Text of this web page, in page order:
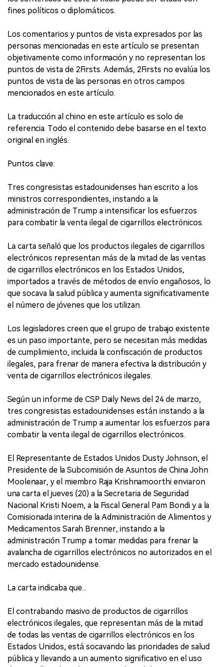
fines políticos o diplomáticos.
Los comentarios y puntos de vista expresados por las
personas mencionadas en este artículo se presentan
objetivamente como información y no representan los
puntos de vista de 2Firsts. Además, 2Firsts no evalúa los
puntos de vista de las personas en otros campos
mencionados en este artículo.
La traducción al chino en este artículo es solo de
referencia. Todo el contenido debe basarse en el texto
original en inglés.
Puntos clave:
Tres congresistas estadounidenses han escrito a los
ministros correspondientes, instando a la
administración de Trump a intensificar los esfuerzos
para combatir la venta ilegal de cigarrillos electrónicos.
La carta señaló que los productos ilegales de cigarrillos
electrónicos representan más de la mitad de las ventas
de cigarrillos electrónicos en los Estados Unidos,
importados a través de métodos de envío engañosos, lo
que socava la salud pública y aumenta significativamente
el número de jóvenes que los utilizan.
Los legisladores creen que el grupo de trabajo existente
es un paso importante, pero se necesitan más medidas
de cumplimiento, incluida la confiscación de productos
ilegales, para frenar de manera efectiva la distribución y
venta de cigarrillos electrónicos ilegales.
Según un informe de CSP Daily News del 24 de marzo,
tres congresistas estadounidenses están instando a la
administración de Trump a aumentar los esfuerzos para
combatir la venta ilegal de cigarrillos electrónicos.
El Representante de Estados Unidos Dusty Johnson, el
Presidente de la Subcomisión de Asuntos de China John
Moolenaar, y el miembro Raja Krishnamoorthi enviaron
una carta el jueves (20) a la Secretaria de Seguridad
Nacional Kristi Noem, a la Fiscal General Pam Bondi y a la
Comisionada interina de la Administración de Alimentos y
Medicamentos Sarah Brenner, instando a la
administración Trump a tomar medidas para frenar la
avalancha de cigarrillos electrónicos no autorizados en el
mercado estadounidense.
La carta indicaba que...
El contrabando masivo de productos de cigarrillos
electrónicos ilegales, que representan más de la mitad
de todas las ventas de cigarrillos electrónicos en los
Estados Unidos, está socavando las prioridades de salud
pública y llevando a un aumento significativo en el uso